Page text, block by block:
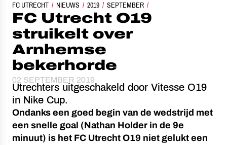
FC UTRECHT NIEUWS 2019 SEPTEMBER
FC UTRECHT O19 STRUIKELT OVER ARNHEMSE
FC Utrecht O19
struikelt over
Arnhemse
bekerhorde
02 SEPTEMBER 2019
Utrechters uitgeschakeld door Vitesse O19
in Nike Cup.
Ondanks een goed begin van de wedstrijd met
een snelle goal (Nathan Holder in de 9e
minuut) is het FC Utrecht O19 niet gelukt een